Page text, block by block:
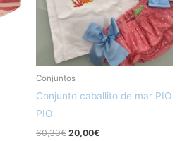
variantes.
Conjuntos
Conjunto caballito de mar PIO
PIO
60,30€ 20,00€
Las
se
elegir